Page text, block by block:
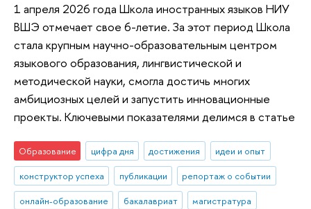
1 апреля 2026 года Школа иностранных языков НИУ
ВШЭ отмечает свое 6-летие. За этот период Школа
стала крупным научно-образовательным центром
языкового образования, лингвистической и
методической науки, смогла достичь многих
амбициозных целей и запустить инновационные
проекты. Ключевыми показателями делимся в статье
Образование цифра дня достижения
идеи и опыт
конструктор успеха
публикации
репортаж о событии
онлайн-образование
бакалавриат
магистратура